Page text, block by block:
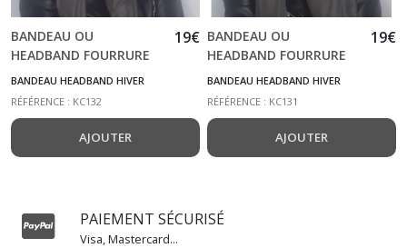
BANDEAU OU
HEADBAND FOURRURE
CREME KC132
19€
BANDEAU HEADBAND HIVER
RÉFÉRENCE : KC132
AJOUTER
BANDEAU OU
HEADBAND FOURRURE
BLEU CIEL KC131
19€
BANDEAU HEADBAND HIVER
RÉFÉRENCE : KC131
AJOUTER
PAIEMENT SÉCURISÉ
Visa, Mastercard...